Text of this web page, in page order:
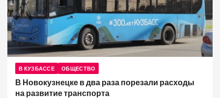
В КУЗБАССЕ ОБЩЕСТВО
В Новокузнецке в два раза порезали расходы
на развитие транспорта